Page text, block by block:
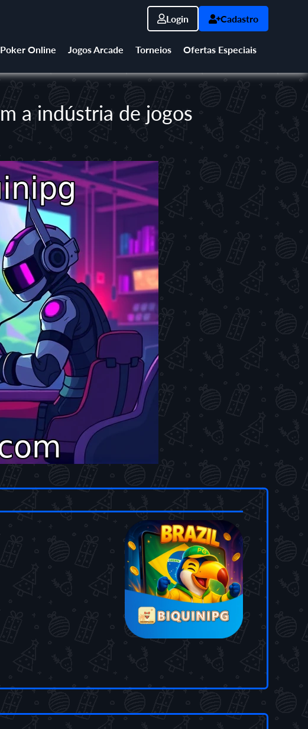
Login Cadastro
Poker Online Jogos Arcade Torneios Ofertas Especiais
a indústria de jogos